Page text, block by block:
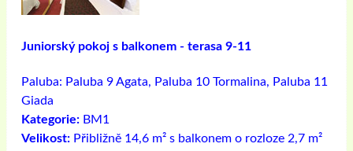
Juniorský pokoj s balkonem - terasa 9-11
Paluba: Paluba 9 Agata, Paluba 10 Tormalina, Paluba 11
Giada
Kategorie: BM1
Velikost: Přibližně 14,6 m² s balkonem o rozloze 2,7 m²